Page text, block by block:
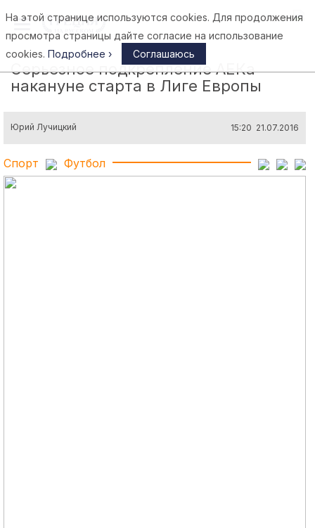
Афины
Серьезное подкрепление АЕКа
накануне старта в Лиге Европы
Юрий Лучицкий 15:20 21.07.2016
Спорт Футбол
На этой странице используются cookies. Для продолжения
просмотра страницы дайте согласие на использование
cookies. Подробнее › Соглашаюсь